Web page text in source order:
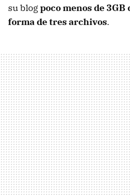
su blogpoco menos de
forma de tres archivos.